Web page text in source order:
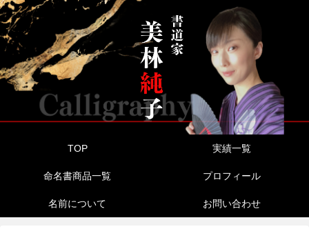
TOP 実績一覧
命名書商品一覧 プロフィール
名前について お問い合わせ